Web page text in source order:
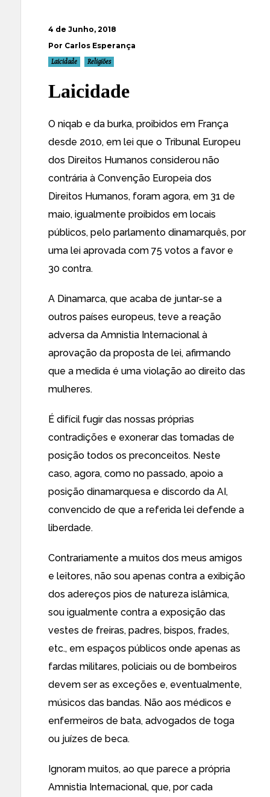
4 de Junho, 2018
Por Carlos Esperança
Laicidade Religiões
Laicidade
O niqab e da burka, proibidos em França
desde 2010, em lei que o Tribunal Europeu
dos Direitos Humanos considerou não
contrária à Convenção Europeia dos
Direitos Humanos, foram agora, em 31 de
maio, igualmente proibidos em locais
públicos, pelo parlamento dinamarquês, por
uma lei aprovada com 75 votos a favor e
30 contra.
A Dinamarca, que acaba de juntar-se a
outros países europeus, teve a reação
adversa da Amnistia Internacional à
aprovação da proposta de lei, afirmando
que a medida é uma violação ao direito das
mulheres.
É difícil fugir das nossas próprias
contradições e exonerar das tomadas de
posição todos os preconceitos. Neste
caso, agora, como no passado, apoio a
posição dinamarquesa e discordo da AI,
convencido de que a referida lei defende a
liberdade.
Contrariamente a muitos dos meus amigos
e leitores, não sou apenas contra a exibição
dos adereços pios de natureza islâmica,
sou igualmente contra a exposição das
vestes de freiras, padres, bispos, frades,
etc., em espaços públicos onde apenas as
fardas militares, policiais ou de bombeiros
devem ser as exceções e, eventualmente,
músicos das bandas. Não aos médicos e
enfermeiros de bata, advogados de toga
ou juízes de beca.
Ignoram muitos, ao que parece a própria
Amnistia Internacional, que, por cada